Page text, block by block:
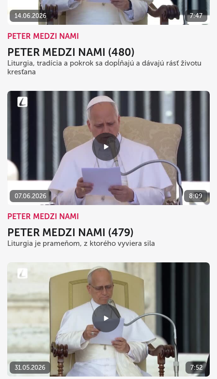
14.06.2026 7:47
PETER MEDZI NAMI
PETER MEDZI NAMI (480)
Liturgia, tradícia a pokrok sa dopĺňajú a dávajú rásť životu
kresťana
07.06.2026 8:09
PETER MEDZI NAMI
PETER MEDZI NAMI (479)
Liturgia je prameňom, z ktorého vyviera sila
31.05.2026 7:52